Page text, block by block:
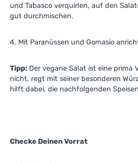
und Tabasco verquirlen, auf den
gut durchmischen.
4. Mit Paranüssen und Gomasio
Tipp: Der vegane Salat ist eine prima
nicht, regt mit seiner besonderen
hilft dabei, die nachfolgenden
Checke Deinen Vorrat